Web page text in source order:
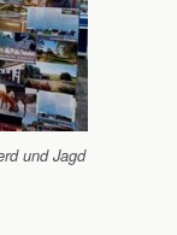
und Jagd